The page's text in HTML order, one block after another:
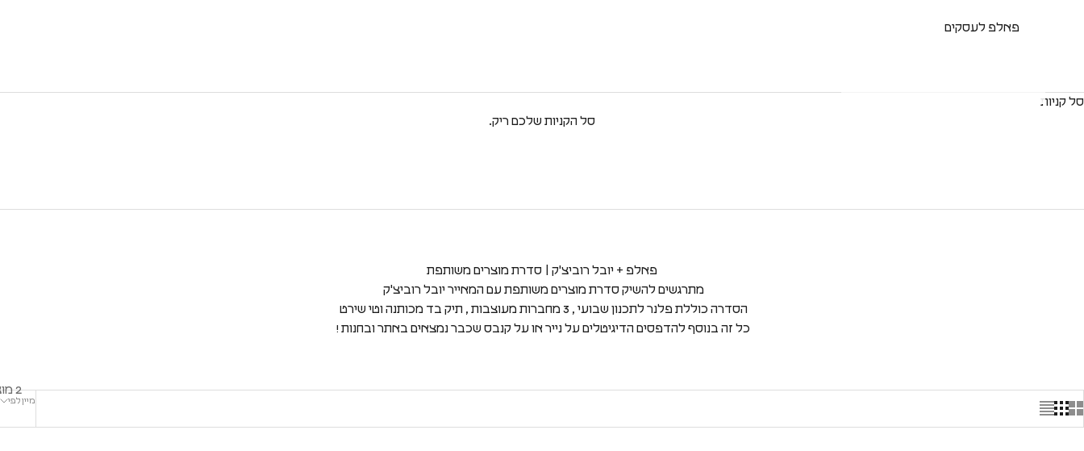
פאלפ לעסקים
סל קניות
סל הקניות שלכם ריק.
פאלפ + יובל רוביצ'ק | סדרת מוצרים משותפת
מתרגשים להשיק סדרת מוצרים משותפת עם המאייר יובל רוביצ'ק
הסדרה כוללת פלנר לתכנון שבועי , 3 מחברות מעוצבות , תיק בד מכותנה וטי שירט
כל זה בנוסף להדפסים הדיגיטלים על נייר או על קנבס שכבר נמצאים באתר ובחנות !
מיין לפי
2 מוצרים